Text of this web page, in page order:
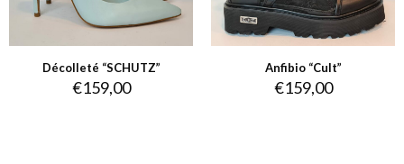
Décolleté “SCHUTZ”
€159,00
Anfibio “Cult”
€159,00